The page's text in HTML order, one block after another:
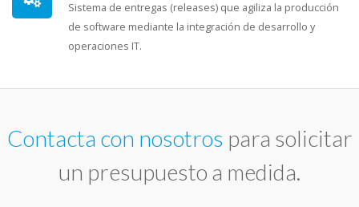
Sistema de entregas (releases) que agiliza la producción
de software mediante la integración de desarrollo y
operaciones IT.
Contacta con nosotros para solicitar
un presupuesto a medida.